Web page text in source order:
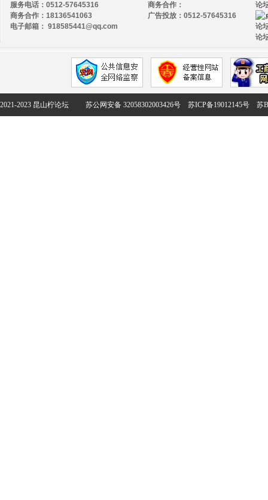
服务电话：0512-57645316
商务合作：18136541063
电子邮箱： 918585441@qq.com
论
论
论
商务合作：
广告投放：0512-57645316
2021-2023 昆山柠论坛 苏公网安备 32058302003426号 苏ICP备19012145号 苏